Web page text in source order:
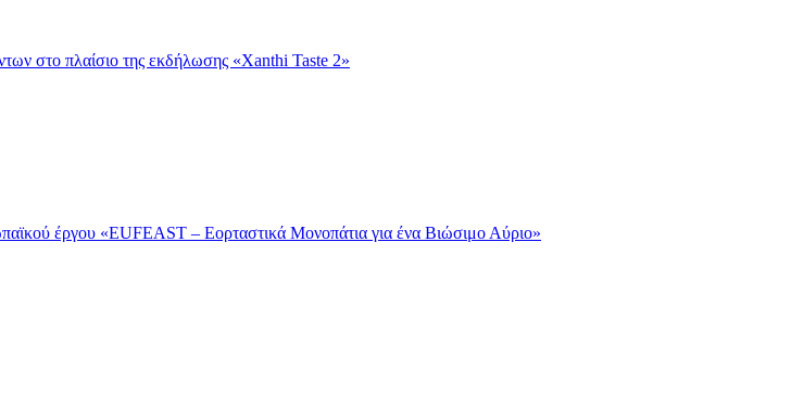
στο πλαίσιο της εκδήλωσης «Xanthi Taste 2»
έργου «EUFEAST – Εορταστικά Μονοπάτια για ένα Βιώσιμο Αύριο»